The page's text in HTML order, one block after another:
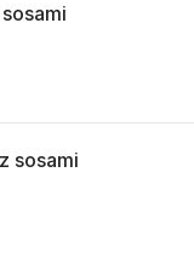
sosami